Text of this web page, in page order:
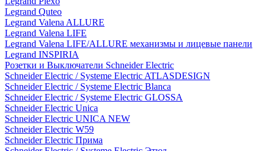
Legrand Quteo
Legrand Valena ALLURE
Legrand Valena LIFE
Legrand Valena LIFE/ALLURE механизмы и лицевые панели
Legrand INSPIRIA
Розетки и Выключатели Schneider Electric
Schneider Electric / Systeme Electric ATLASDESIGN
Schneider Electric / Systeme Electric Blanca
Schneider Electric / Systeme Electric GLOSSA
Schneider Electric Unica
Schneider Electric UNICA NEW
Schneider Electric W59
Schneider Electric Прима